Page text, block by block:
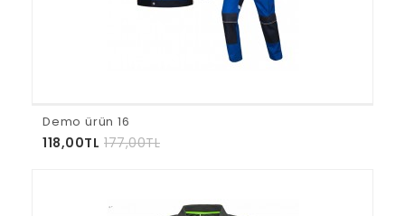
Demo ürün 16
118,00TL 177,00TL